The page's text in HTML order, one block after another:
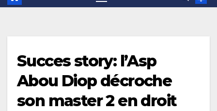
Succes story: l’Asp
Abou Diop décroche
son master 2 en droit